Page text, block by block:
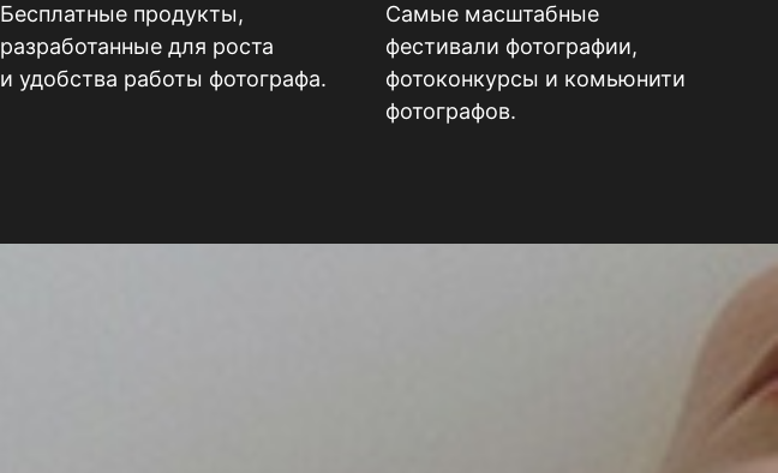
Бесплатные продукты,
разработанные для роста
и удобства работы фотографа.
Самые масштабные
фестивали фотографии,
фотоконкурсы и комьюнити
фотографов.